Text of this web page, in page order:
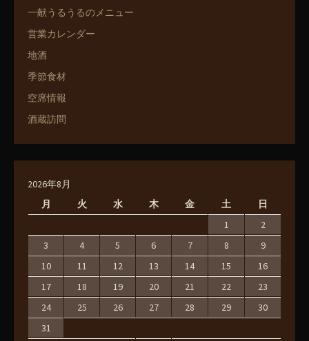
一献うるうるのメニュー
営業カレンダー
地酒
季節食材
空席情報
酒蔵訪問
2026年8月
月
火 水 木 金 土 日
1
2
3
4 5 6 7 8
9
10
11 12 13 14 15
16
17
18 19 20 21 22
23
24
25 26 27 28 29
30
31